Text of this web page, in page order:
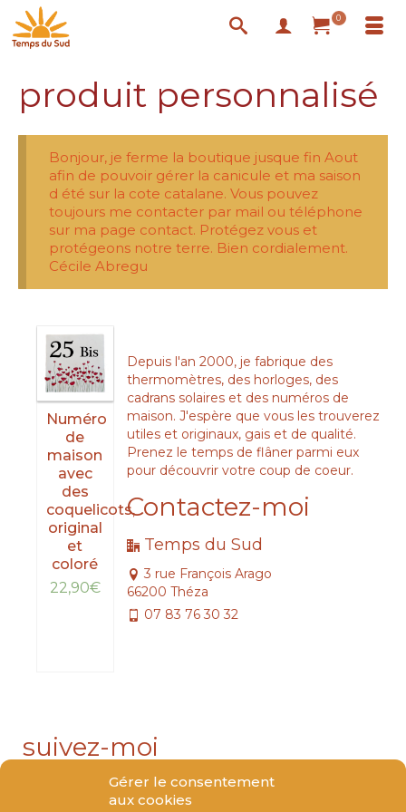
Gérer le consentement
aux cookies
0
produit personnalisé
Bonjour, je ferme la boutique jusque fin Aout
afin de pouvoir gérer la canicule et ma saison
d été sur la cote catalane. Vous pouvez
toujours me contacter par mail ou téléphone
sur ma page contact. Protégez vous et
protégeons notre terre. Bien cordialement.
Cécile Abregu
Numéro
de
maison
avec
des
coquelicots,
original
et
coloré
22,90€
Depuis l'an 2000, je fabrique des
thermomètres, des horloges, des
cadrans solaires et des numéros de
maison. J'espère que vous les trouverez
utiles et originaux, gais et de qualité.
Prenez le temps de flâner parmi eux
pour découvrir votre coup de coeur.
Contactez-moi
Temps du Sud
3 rue François Arago
66200 Théza
07 83 76 30 32
suivez-moi